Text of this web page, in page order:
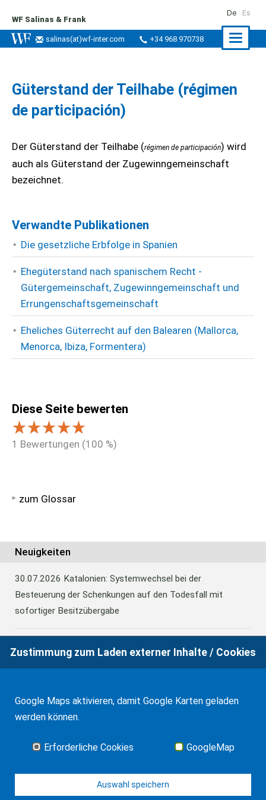
WF Salinas & Frank
salinas(at)wf-inter.com +34 968 970738
De Es
Güterstand der Teilhabe (régimen
de participación)
Der Güterstand der Teilhabe (régimen de participación) wird
auch als Güterstand der Zugewinngemeinschaft
bezeichnet.
Verwandte Publikationen
Die gesetzliche Erbfolge in Spanien
Ehegüterstand nach spanischem Recht -
Gütergemeinschaft, Zugewinngemeinschaft und
Errungenschaftsgemeinschaft
Eheliches Güterrecht auf den Balearen (Mallorca,
Menorca, Ibiza, Formentera)
Diese Seite bewerten
1 Bewertungen (100 %)
zum Glossar
Neuigkeiten
30.07.2026 Katalonien: Systemwechsel bei der
Besteuerung der Schenkungen auf den Todesfall mit
sofortiger Besitzübergabe
30.07.2026Katalonien: Systemwechsel bei der
Besteuerung der Schenkungen auf den Todesfall mit
Zustimmung zum Laden externer Inhalte / Cookies
Google Maps aktivieren, damit Google Karten geladen
werden können.
Erforderliche Cookies GoogleMap
Auswahl speichern